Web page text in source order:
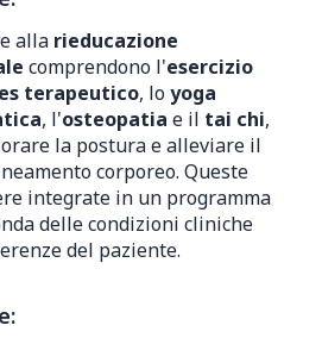
alla rieducazione
comprendono l'esercizio
terapeutico, loyoga
, l'osteopatia e il tai chi,
la postura e alleviare il
corporeo. Queste
integrate in un programma
delle condizioni cliniche
del paziente.